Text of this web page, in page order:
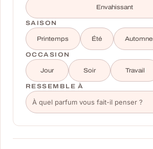
Envahissant
SAISON
Printemps Été Automne
OCCASION
Jour Soir Travail
RESSEMBLE À